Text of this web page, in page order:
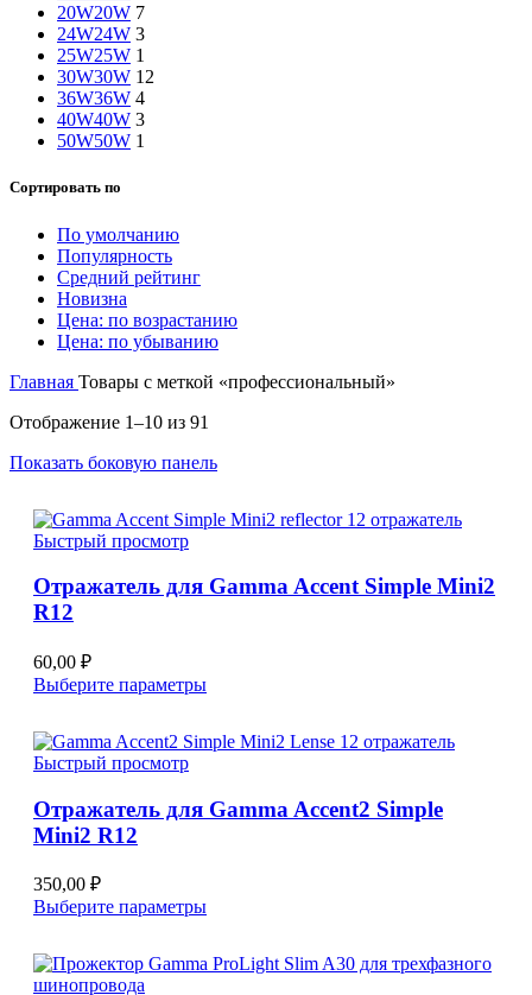
20W20W 7
24W24W 3
25W25W 1
30W30W 12
36W36W 4
40W40W 3
50W50W 1
Сортировать по
По умолчанию
Популярность
Средний рейтинг
Новизна
Цена: по возрастанию
Цена: по убыванию
Главная Товары с меткой «профессиональный»
Отображение 1–10 из 91
Показать боковую панель
Быстрый просмотр
Отражатель для Gamma Accent Simple Mini2
R12
60,00 ₽
Выберите параметрыЭтот
несколько
можно
Быстрый просмотр
Отражатель для Gamma Accent2 Simple
Mini2 R12
350,00 ₽
Выберите параметрыЭтот
несколько